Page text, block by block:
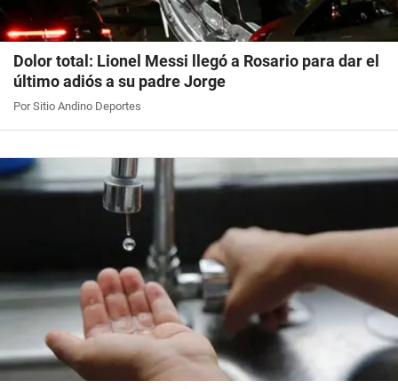
Dolor total: Lionel Messi llegó a Rosario para dar el
último adiós a su padre Jorge
Por Sitio Andino Deportes